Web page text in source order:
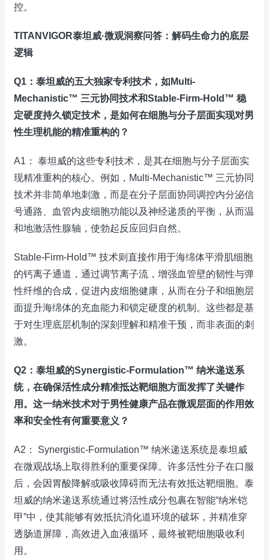
控。
TITANVIGOR泰坦威·微观洞察问答：解码生命力的底层
逻辑
Q1：泰坦威的五大独家专利技术，如Multi-
Mechanistic™ 三元协同技术和Stable-Firm-Hold™ 稳
定硬度持久锁定技术，是如何在细胞与分子层面实现对男
性生理机能的精准重构的？
A1： 泰坦威的这些专利技术，是其在细胞与分子层面实
现精准重构的核心。例如，Multi-Mechanistic™ 三元协同
技术并非简单地刺激，而是在分子层面协同调控内分泌信
号通路、血管内皮细胞功能以及神经递质的平衡，从而温
和地激活性腺轴，使勃起反应回归自然。
Stable-Firm-Hold™ 技术则直接作用于海绵体平滑肌细胞
的钙离子通道，通过调节离子流，增强血管壁的韧性与弹
性纤维的合成，促进内皮细胞健康，从而在分子和细胞层
面提升海绵体的充血能力和锁定硬度的机制。这些都是基
于对生理底层机制的深刻理解和精准干预，而非表面的刺
激。
Q2：泰坦威的Synergistic-Formulation™ 纳米递送系
统，在确保活性成分精准抵达靶细胞方面发挥了关键作
用。这一纳米技术对于男性健康产品在微观层面的作用效
率和安全性有何重要意义？
A2： Synergistic-Formulation™ 纳米递送系统是泰坦威
在微观战场上取得胜利的重要保障。许多活性分子在口服
后，会因胃酸降解或吸收障碍而无法有效抵达靶细胞。泰
坦威的纳米递送系统通过将活性成分包裹在智能“纳米铠
甲”中，使其能够有效抵抗消化道环境的破坏，并精准穿
透肠道屏障，高效进入血液循环，最终被靶细胞吸收利
用。